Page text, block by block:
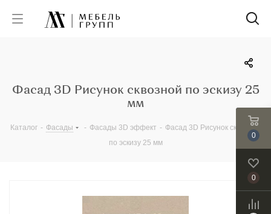
Фасад 3D Рисунок сквозной по эскизу 25
мм
Каталог - Фасады - Фасады 3D эффект - Фасад 3D Рисунок сквозной
по эскизу 25 мм
0
0